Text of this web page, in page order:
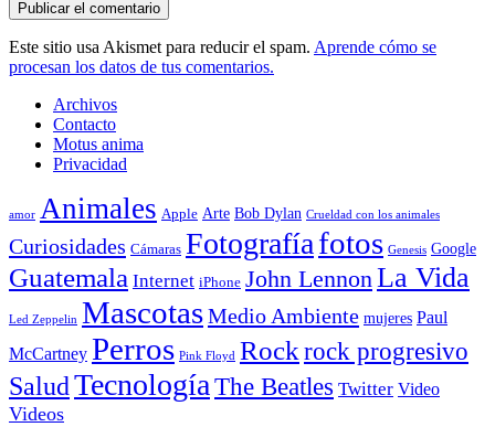
Este sitio usa Akismet para reducir el spam. Aprende cómo se
procesan los datos de tus comentarios.
Archivos
Contacto
Motus anima
Privacidad
amor Animales Apple Arte Bob Dylan Crueldad con los animales
Curiosidades Cámaras Fotografíafotos Genesis Google
Guatemala Internet iPhone John LennonLa Vida
Led Zeppelin MascotasMedio Ambiente mujeres Paul
McCartney Perros Pink Floyd Rockrock progresivo
SaludTecnologíaThe Beatles Twitter Video
Videos